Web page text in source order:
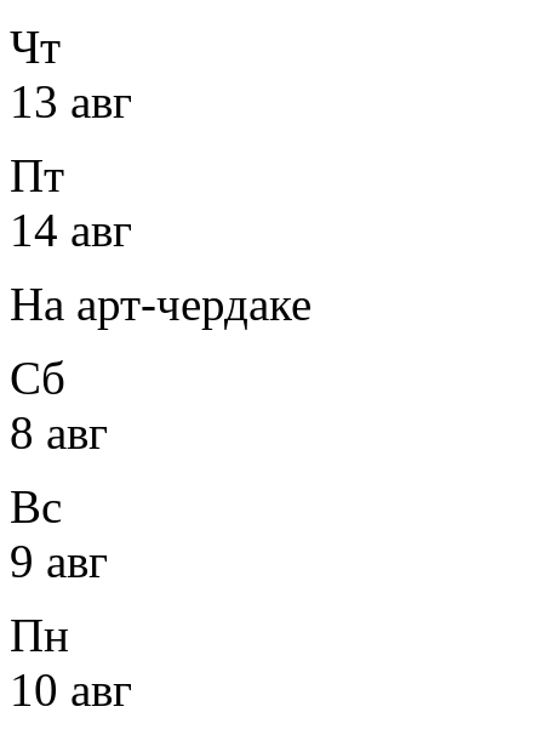
Чт
13 авг
Пт
14 авг
На арт-чердаке
Сб
8 авг
Вс
9 авг
Пн
10 авг